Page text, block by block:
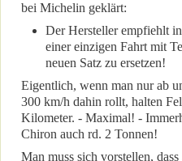
bei Michelin geklärt:
Der Hersteller empfiehlt
einer einzigen Fahrt mit
neuen Satz zu ersetzen!
Eigentlich, wenn man nur ab
300 km/h dahin rollt, halten
Kilometer. - Maximal! -
Chiron auch rd. 2 Tonnen!
Man muss sich vorstellen, dass